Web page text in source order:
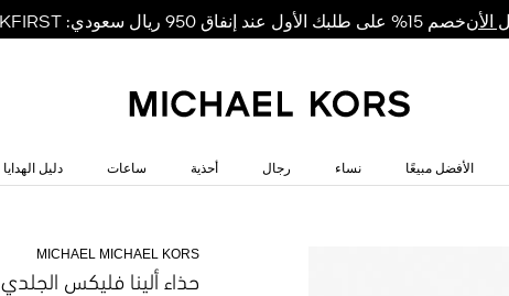
الأنخصم 15% على طلبك الأول عند إنفاق 950 ريال سعودي: MKFIRST
الأفضل مبيعًا نساء رجال أحذية ساعات دليل الهدايا
MICHAEL MICHAEL KORS
حذاء ألينا فليكس الجلدي